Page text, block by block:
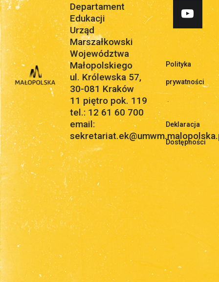
Departament
Edukacji
Urząd
Marszałkowski
Województwa
Małopolskiego
ul. Królewska 57,
30-081 Kraków
11 piętro pok. 119
tel.: 12 61 60 700
email:
Polityka
prywatności
.
Deklaracja
Dostępności